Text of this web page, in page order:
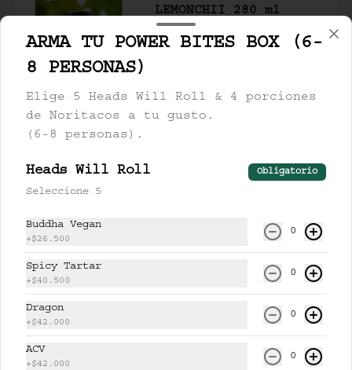
LEMONCHII 280 ml
lychee, limón y lemongrass.
$17.500
Jugo de lychee y lemongrass
mezclado con pisco.
UNSHU 280 ml
té jazmín, mandarina y limón.
ARMA TU POWER BITES BOX (6-
8 PERSONAS)
Elige 5 Heads Will Roll & 4 porciones
de Noritacos a tu gusto.
(6-8 personas).
Heads Will Roll Obligatorio
Seleccione 5
Buddha Vegan
+$26.500
0
Spicy Tartar
+$40.500
0
Dragon
+$42.000
0
ACV
+$42.000
0